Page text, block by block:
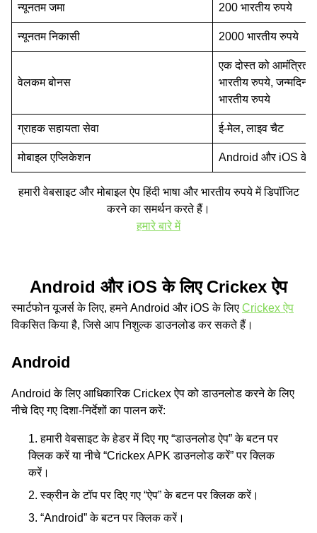
कबड्डी
UFC
डोटा 2
लीग ऑफ लेजेंड्स
स्टारक्राफ्ट 2
न्‍यूनतम जमा 200 भारतीय रुपये
न्‍यूनतम निकासी 2000 भारतीय रुपये
वेलकम बोनस
एक दोस्त को आमंत्रित
भारतीय रुपये, जन्मदिन
भारतीय रुपये
ग्राहक सहायता सेवा ई-मेल, लाइव चैट
मोबाइल एप्लिकेशन Android और iOS के
हमारी वेबसाइट और मोबाइल ऐप हिंदी भाषा और भारतीय रुपये में डिपॉजिट
करने का समर्थन करते हैं।
हमारे बारे में
Android और iOS के लिए Crickex ऐप
स्मार्टफोन यूजर्स के लिए, हमने Android और iOS के लिए Crickex ऐप
विकसित किया है, जिसे आप निशुल्‍क डाउनलोड कर सकते हैं।
Android
Android के लिए आधिकारिक Crickex ऐप को डाउनलोड करने के लिए
नीचे दिए गए दिशा-निर्देशों का पालन करें:
हमारी वेबसाइट के हेडर में दिए गए “डाउनलोड ऐप” के बटन पर
क्लिक करें या नीचे “Crickex APK डाउनलोड करें” पर क्लिक
करें।
स्क्रीन के टॉप पर दिए गए “ऐप” के बटन पर क्लिक करें।
“Android” के बटन पर क्लिक करें।